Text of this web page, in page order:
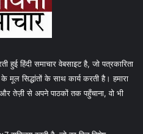
हिंदी समाचार वेबसाइट है, जो पत्रकारिता
के मूल सिद्धांतों के साथ कार्य करती है। हमारा
तेज़ी से अपने पाठकों तक पहुँचाना, वो भी